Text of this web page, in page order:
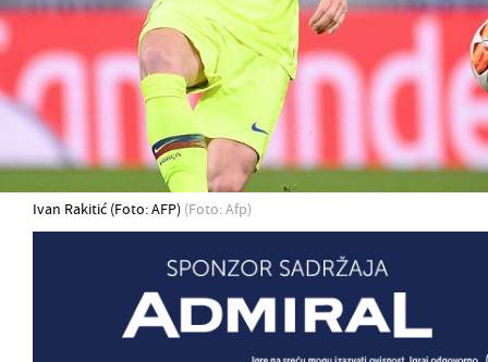
Ivan Rakitić (Foto: AFP) (Foto: Afp)